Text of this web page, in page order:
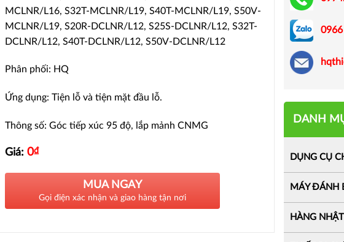
DANH
DỤNG CỤ
MÁY ĐÁNH
HÀNG
MCLNR/L16, S32T-MCLNR/L19, S40T-MCLNR/L19, S50V-
MCLNR/L19, S20R-DCLNR/L12, S25S-DCLNR/L12, S32T-
DCLNR/L12, S40T-DCLNR/L12, S50V-DCLNR/L12
Phân phối: HQ
Ứng dụng: Tiện lỗ và tiện mặt đầu lỗ.
Thông số: Góc tiếp xúc 95 độ, lắp mảnh CNMG
Giá: 0₫
MUA NGAY
Gọi điện xác nhận và giao hàng tận nơi